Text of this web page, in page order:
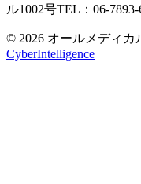
ル1002号TEL：06-7893-
© 2026 オールメディカ
CyberIntelligence